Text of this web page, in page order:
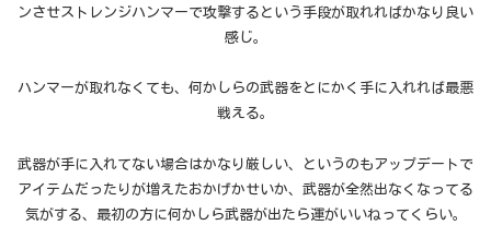
ンさせストレンジハンマーで攻撃するという手段が取れればかなり良い
感じ。
ハンマーが取れなくても、何かしらの武器をとにかく手に入れれば最悪
戦える。
武器が手に入れてない場合はかなり厳しい、というのもアップデートで
アイテムだったりが増えたおかげかせいか、武器が全然出なくなってる
気がする、最初の方に何かしら武器が出たら運がいいねってくらい。